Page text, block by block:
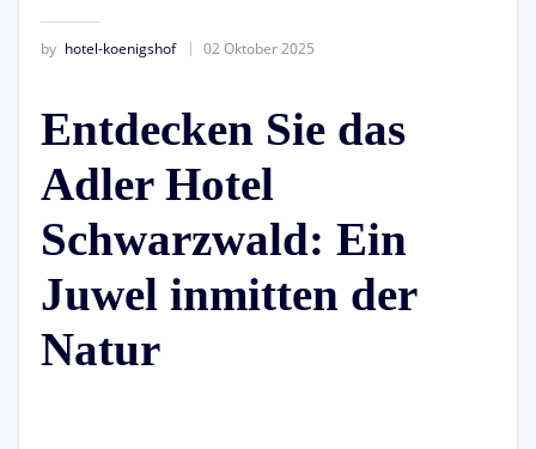
by hotel-koenigshof 02 Oktober 2025
Entdecken Sie das
Adler Hotel
Schwarzwald: Ein
Juwel inmitten der
Natur